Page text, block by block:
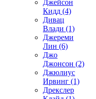
Джейсон
Кидд (4)
Дивац
Влади (1)
Джереми
Лин (6)
Джо
Джонсон (2)
Джюлиус
Ирвинг (1)
Дрекслер